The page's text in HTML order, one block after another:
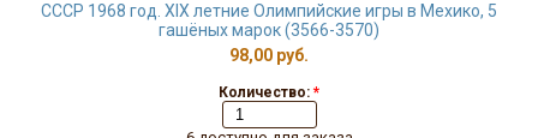
СССР 1968 год. XIX летние Олимпийские игры в Мехико, 5
гашёных марок (3566-3570)
98,00 руб.
Количество: *